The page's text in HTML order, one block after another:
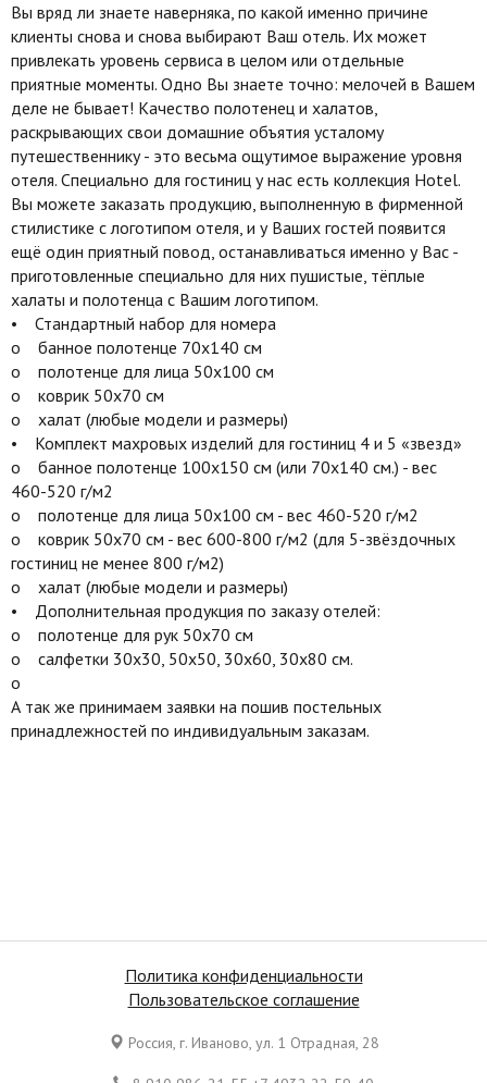
Вы вряд ли знаете наверняка, по какой именно причине
клиенты снова и снова выбирают Ваш отель. Их может
привлекать уровень сервиса в целом или отдельные
приятные моменты. Одно Вы знаете точно: мелочей в Вашем
деле не бывает! Качество полотенец и халатов,
раскрывающих свои домашние объятия усталому
путешественнику - это весьма ощутимое выражение уровня
отеля. Специально для гостиниц у нас есть коллекция Hotel.
Вы можете заказать продукцию, выполненную в фирменной
стилистике c логотипом отеля, и у Ваших гостей появится
ещё один приятный повод, останавливаться именно у Вас -
приготовленные специально для них пушистые, тёплые
халаты и полотенца с Вашим логотипом.
• Стандартный набор для номера
o банное полотенце 70х140 см
o полотенце для лица 50х100 см
o коврик 50х70 см
o халат (любые модели и размеры)
• Комплект махровых изделий для гостиниц 4 и 5 «звезд»
o банное полотенце 100х150 см (или 70х140 см.) - вес
460-520 г/м2
o полотенце для лица 50х100 см - вес 460-520 г/м2
o коврик 50х70 см - вес 600-800 г/м2 (для 5-звёздочных
гостиниц не менее 800 г/м2)
o халат (любые модели и размеры)
• Дополнительная продукция по заказу отелей:
o полотенце для рук 50х70 см
o салфетки 30х30, 50х50, 30х60, 30х80 см.
o
А так же принимаем заявки на пошив постельных
принадлежностей по индивидуальным заказам.
Политика конфиденциальности
Пользовательское соглашение
Россия, г. Иваново, ул. 1 Отрадная, 28